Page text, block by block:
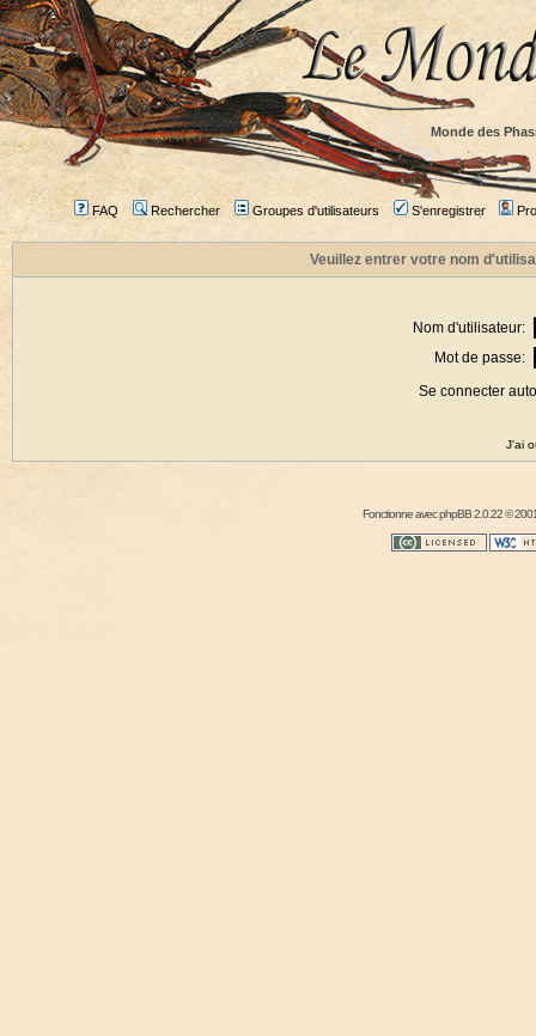
Monde des
FAQ Rechercher Groupes d'utilisateurs S'enregistrer
Veuillez entrer votre nom
Nom d'utilisateur:
Mot de passe:
Se connecter
J'ai
Fonctionne avecphpBB2.0.22 ©